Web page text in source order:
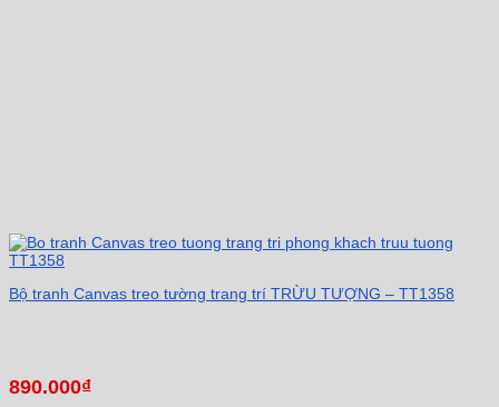
Bộ tranh Canvas treo tường trang trí TRỪU TƯỢNG – TT1358
890.000₫